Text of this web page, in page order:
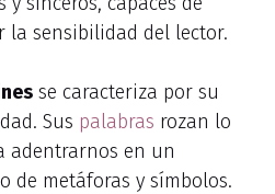
la sensibilidad del lector.
se caracteriza por su
Sus palabras rozan lo
adentrarnos en un
de metáforas y símbolos.